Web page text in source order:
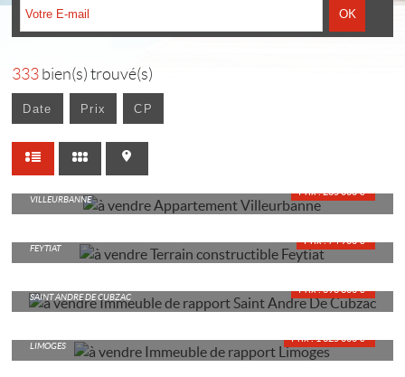
333 bien(s) trouvé(s)
Date Prix CP
VILLEURBANNE
Prix : 265 000 €*
FEYTIAT
Prix : 74 900 €*
SAINT ANDRE DE CUBZAC
Prix : 696 800 €*
LIMOGES
Prix : 1 325 000 €*